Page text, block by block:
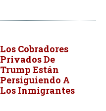
Los Cobradores
Privados De
Trump Están
Persiguiendo A
Los Inmigrantes